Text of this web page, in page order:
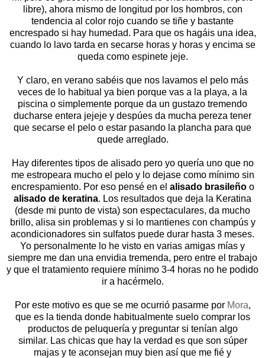
libre), ahora mismo de longitud por los hombros, con
tendencia al color rojo cuando se tiñe y bastante
encrespado si hay humedad. Para que os hagáis una idea,
cuando lo lavo tarda en secarse horas y horas y encima se
queda como espinete jeje.
Y claro, en verano sabéis que nos lavamos el pelo más
veces de lo habitual ya bien porque vas a la playa, a la
piscina o simplemente porque da un gustazo tremendo
ducharse entera jejeje y despúes da mucha pereza tener
que secarse el pelo o estar pasando la plancha para que
quede arreglado.
Hay diferentes tipos de alisado pero yo quería uno que no
me estropeara mucho el pelo y lo dejase como mínimo sin
encrespamiento. Por eso pensé en el alisado brasileñoo
alisado de keratina. Los resultados que deja la Keratina
(desde mi punto de vista) son espectaculares, da mucho
brillo, alisa sin problemas y si lo mantienes con champús y
acondicionadores sin sulfatos puede durar hasta 3 meses.
Yo personalmente lo he visto en varias amigas mías y
siempre me dan una envidia tremenda, pero entre el trabajo
y que el tratamiento requiere mínimo 3-4 horas no he podido
ir a hacérmelo.
Por este motivo es que se me ocurrió pasarme porMora,
que es la tienda donde habitualmente suelo comprar los
productos de peluquería y preguntar si tenían algo
similar. Las chicas que hay la verdad es que son súper
majas y te aconsejan muy bien así que me fié y